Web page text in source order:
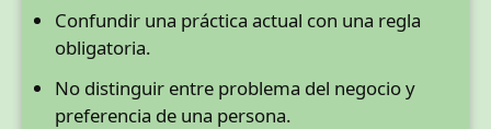
Confundir una práctica actual con una regla
obligatoria.
No distinguir entre problema del negocio y
preferencia de una persona.